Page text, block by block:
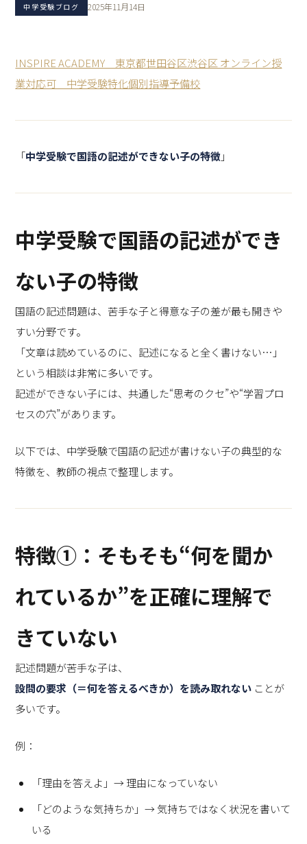
中学受験ブログ 2025年11月14日
INSPIRE ACADEMY 東京都世田谷区渋谷区 オンライン授
業対応可 中学受験特化個別指導予備校
「中学受験で国語の記述ができない子の特徴」
中学受験で国語の記述ができ
ない子の特徴
国語の記述問題は、苦手な子と得意な子の差が最も開きや
すい分野です。
「文章は読めているのに、記述になると全く書けない…」
という相談は非常に多いです。
記述ができない子には、共通した“思考のクセ”や“学習プロ
セスの穴”があります。
以下では、中学受験で国語の記述が書けない子の典型的な
特徴を、教師の視点で整理します。
特徴①：そもそも“何を聞か
れているか”を正確に理解で
きていない
記述問題が苦手な子は、
設問の要求（＝何を答えるべきか）を読み取れない ことが
多いです。
例：
「理由を答えよ」→ 理由になっていない
「どのような気持ちか」→ 気持ちではなく状況を書いて
いる